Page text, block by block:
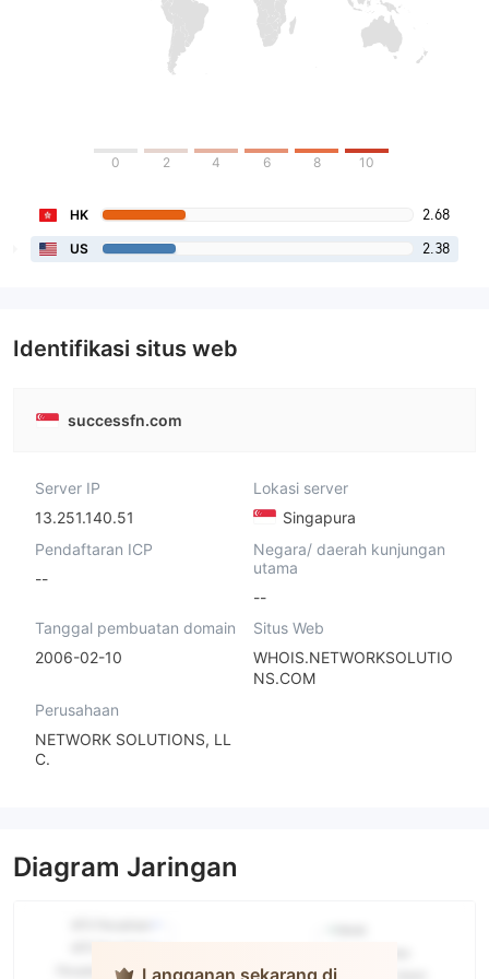
0 2 4 6 8 10
HK 2.68
US 2.38
Identifikasi situs web
successfn.com
Server IP
13.251.140.51
Lokasi server
Singapura
Pendaftaran ICP
--
Negara/ daerah kunjungan
utama
--
Tanggal pembuatan domain
2006-02-10
Situs Web
WHOIS.NETWORKSOLUTIO
NS.COM
Perusahaan
NETWORK SOLUTIONS, LL
C.
Diagram Jaringan